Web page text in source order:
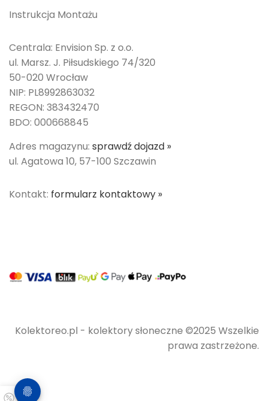
Instrukcja Montażu
Centrala: Envision Sp. z o.o.
ul. Marsz. J. Piłsudskiego 74/320
50-020 Wrocław
NIP: PL8992863032
REGON: 383432470
BDO: 000668845
Adres magazynu: sprawdź dojazd »
ul. Agatowa 10, 57-100 Szczawin
Kontakt: formularz kontaktowy »
Kolektoreo.pl - kolektory słoneczne ©2025 Wszelkie
prawa zastrzeżone.